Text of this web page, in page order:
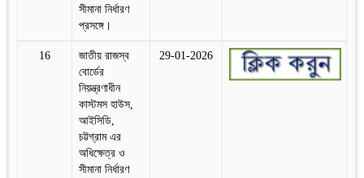
সীমানা নির্ধারণ
প্রসঙ্গে।
16
জাতীয় রাজস্ব
বোর্ডের
নিয়ন্ত্রণাধীন
কাস্টমস হাউস,
আইসিডি,
চট্টগ্রাম এর
অধিক্ষেত্র ও
সীমানা নির্ধারণ
29-01-2026